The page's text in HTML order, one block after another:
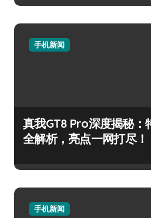
手机新闻
真我GT8 Pro深度揭秘：
全解析，亮点一网打尽！
手机新闻